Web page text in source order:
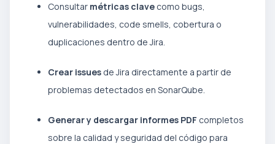
Consultar métricas clave como bugs,
vulnerabilidades, code smells, cobertura o
duplicaciones dentro de Jira.
Crear issues de Jira directamente a partir de
problemas detectados en SonarQube.
Generar y descargar informes PDF completos
sobre la calidad y seguridad del código para